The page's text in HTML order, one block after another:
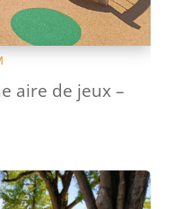
aire de jeux –